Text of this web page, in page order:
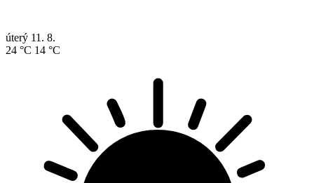
úterý 11. 8.
24 °C 14 °C